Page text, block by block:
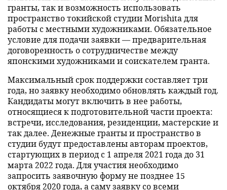
гранты, так и возможность использовать
пространство токийской студии Morishita для
работы с местными художниками. Обязательное
условие для подачи заявки — предварительная
договоренность о сотрудничестве между
японскими художниками и соискателем гранта.
Максимальный срок поддержки составляет три
года, но заявку необходимо обновлять каждый год.
Кандидаты могут включить в нее работы,
относящиеся к подготовительной части проекта:
встречи, исследования, резиденции, мастерские и
так далее. Денежные гранты и пространство в
студии будут предоставлены авторам проектов,
стартующих в период с 1 апреля 2021 года до 31
марта 2022 года. Для участия необходимо
запросить заявочную форму не позднее 15
октября 2020 года, а саму заявку со всеми